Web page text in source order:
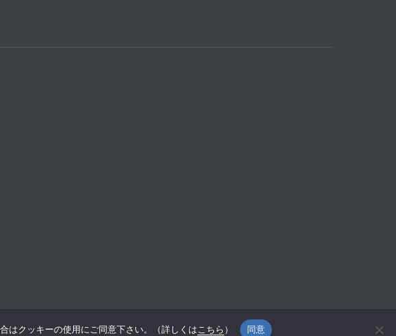
はクッキーの使用にご同意下さい。（詳しくは こちら ） 同意